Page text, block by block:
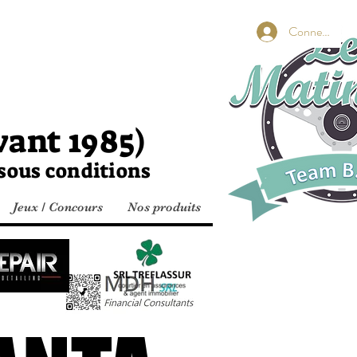
Connexion
1985)
conditions
Jeux / Concours Nos produits